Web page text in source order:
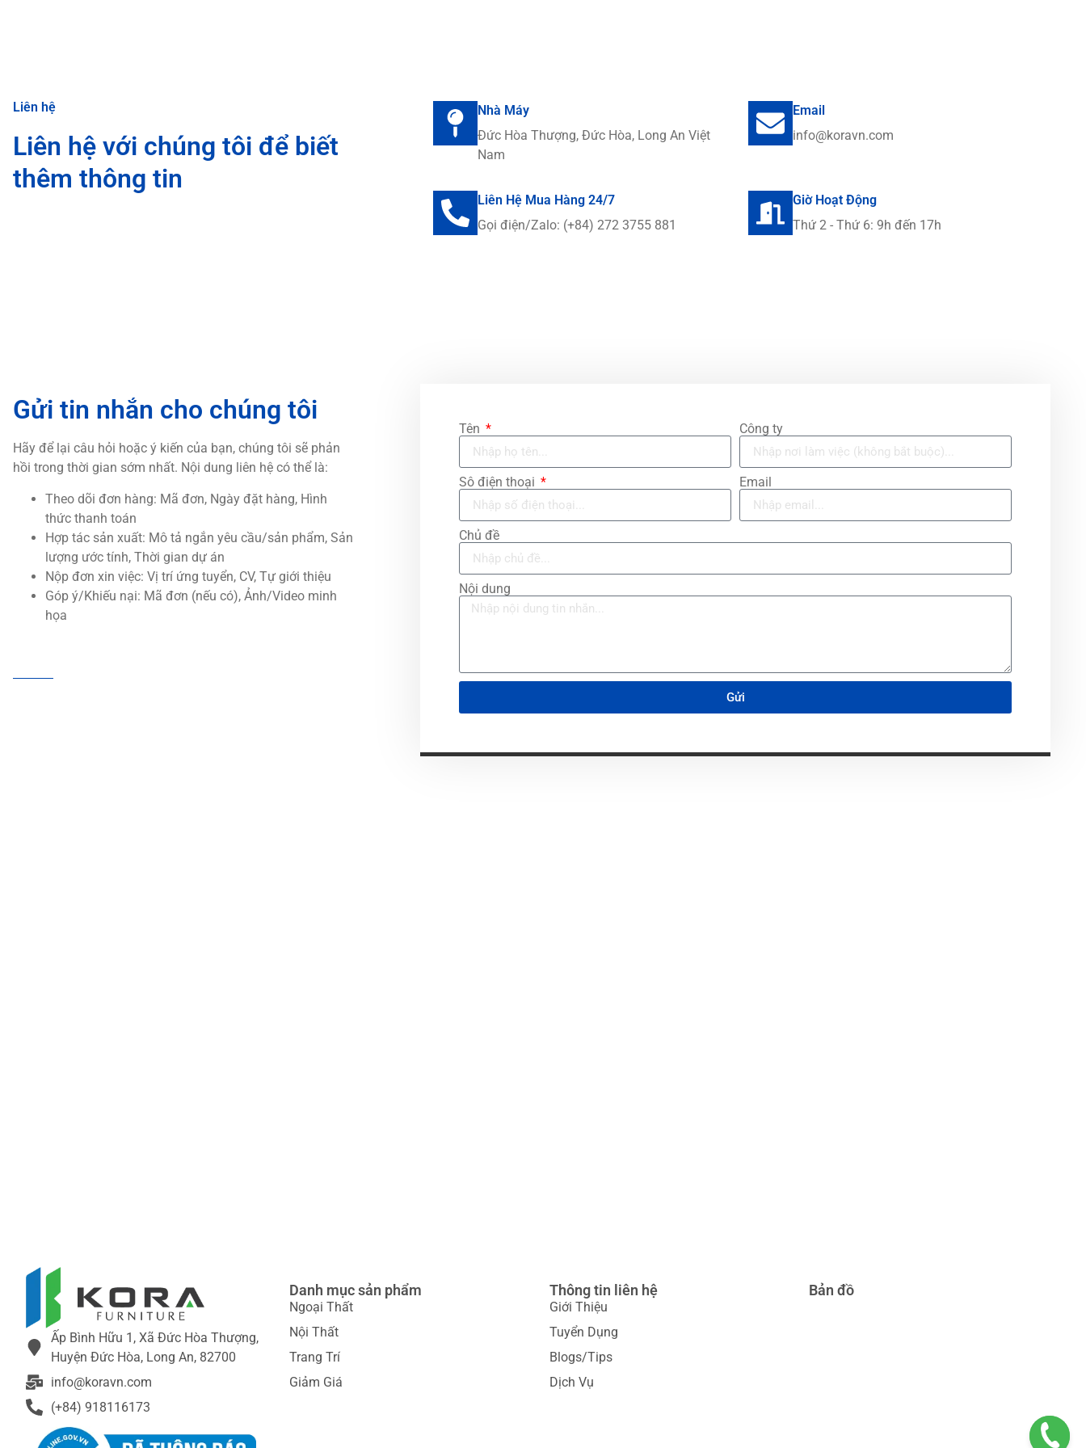
Liên hệ
Liên hệ với chúng tôi để biết
thêm thông tin
Nhà Máy
Đức Hòa Thượng, Đức Hòa, Long An Việt
Nam
Email
info@koravn.com
Liên Hệ Mua Hàng 24/7
Gọi điện/Zalo: (+84) 272 3755 881
Giờ Hoạt Động
Thứ 2 - Thứ 6: 9h đến 17h
Gửi tin nhắn cho chúng tôi
Hãy để lại câu hỏi hoặc ý kiến của bạn, chúng tôi sẽ phản
hồi trong thời gian sớm nhất. Nội dung liên hệ có thể là:
Theo dõi đơn hàng: Mã đơn, Ngày đặt hàng, Hình
thức thanh toán
Hợp tác sản xuất: Mô tả ngắn yêu cầu/sản phẩm, Sản
lượng ước tính, Thời gian dự án
Nộp đơn xin việc: Vị trí ứng tuyển, CV, Tự giới thiệu
Góp ý/Khiếu nại: Mã đơn (nếu có), Ảnh/Video minh
họa
Tên Công ty
Sô điện thoại Email
Chủ đề
Nội dung
Gửi
Ấp Bình Hữu 1, Xã Đức Hòa Thượng,
Huyện Đức Hòa, Long An, 82700
info@koravn.com
(+84) 918116173
Danh mục sản phẩm
Ngoại Thất
Nội Thất
Trang Trí
Giảm Giá
Thông tin liên hệ
Giới Thiệu
Tuyển Dụng
Blogs/Tips
Dịch Vụ
Bản đồ